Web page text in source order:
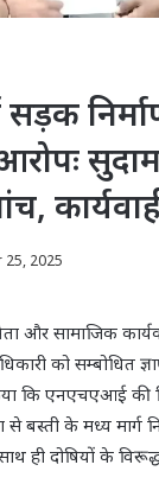
सड़क
2025
और सामाजिक
को सम्बोधित
कि एनएचएआई
से बस्ती के मध्य मार्ग
ही दोषियों के